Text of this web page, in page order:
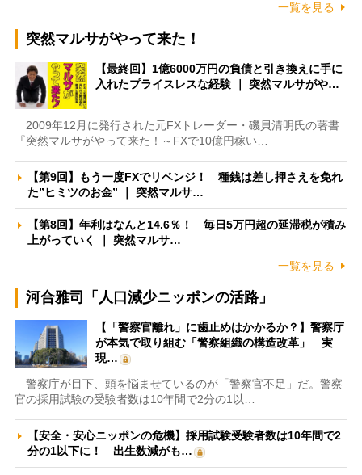
一覧を見る
突然マルサがやって来た！
【最終回】1億6000万円の負債と引き換えに手に
入れたプライスレスな経験 ｜ 突然マルサがや…
2009年12月に発行された元FXトレーダー・磯貝清明氏の著書
『突然マルサがやって来た！～FXで10億円稼い…
【第9回】もう一度FXでリベンジ！ 種銭は差し押さえを免れ
た”ヒミツのお金” ｜ 突然マルサ…
【第8回】年利はなんと14.6％！ 毎日5万円超の延滞税が積み
上がっていく ｜ 突然マルサ…
一覧を見る
河合雅司「人口減少ニッポンの活路」
【「警察官離れ」に歯止めはかかるか？】警察庁
が本気で取り組む「警察組織の構造改革」 実
現…
警察庁が目下、頭を悩ませているのが「警察官不足」だ。警察
官の採用試験の受験者数は10年間で2分の1以…
【安全・安心ニッポンの危機】採用試験受験者数は10年間で2
分の1以下に！ 出生数減がも…